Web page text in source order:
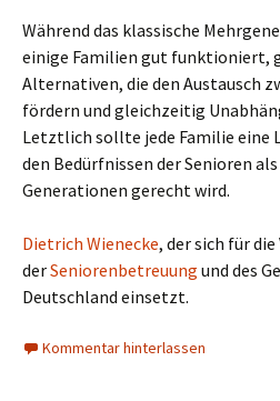
Während das klassische
einige Familien gut funktioniert,
Alternativen, die den Austausch
fördern und gleichzeitig
Letztlich sollte jede Familie eine
den Bedürfnissen der Senioren
Generationen gerecht wird.
Dietrich Wienecke, der sich für
derSeniorenbetreuung und des
Deutschland einsetzt.
Kommentar hinterlassen